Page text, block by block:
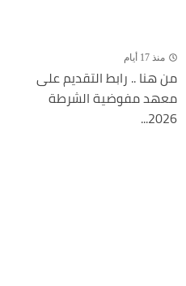
منذ 17 أيام
من هنا .. رابط التقديم على
معهد مفوضية الشرطة
2026...